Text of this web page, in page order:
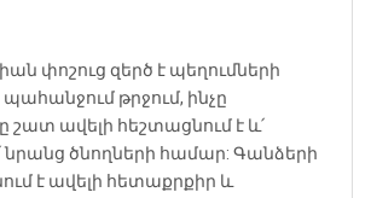
փոշուց զերծ է պեղումների
թրջում, ինչը
ավելի հեշտացնում է և՛
նրանց ծնողների համար: Գանձերի
է ավելի հետաքրքիր և